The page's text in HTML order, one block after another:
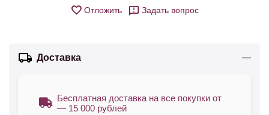
Отложить Задать вопрос
Доставка
Бесплатная доставка на все покупки от
— 15 000 рублей